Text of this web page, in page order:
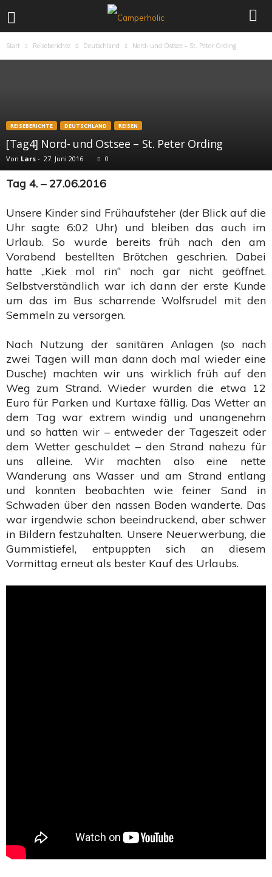
Start Reiseberichte Deutschland Nord- und Ostsee – St. Peter Ording
REISEBERICHTE DEUTSCHLAND REISEN
[Tag4] Nord- und Ostsee – St. Peter Ording
Von Lars - 27. Juni 2016 0
Tag 4. – 27.06.2016
Unsere Kinder sind Frühaufsteher (der Blick auf die
Uhr sagte 6:02 Uhr) und bleiben das auch im
Urlaub. So wurde bereits früh nach den am
Vorabend bestellten Brötchen geschrien. Dabei
hatte „Kiek mol rin“ noch gar nicht geöffnet.
Selbstverständlich war ich dann der erste Kunde
um das im Bus scharrende Wolfsrudel mit den
Semmeln zu versorgen.
Nach Nutzung der sanitären Anlagen (so nach
zwei Tagen will man dann doch mal wieder eine
Dusche) machten wir uns wirklich früh auf den
Weg zum Strand. Wieder wurden die etwa 12
Euro für Parken und Kurtaxe fällig. Das Wetter an
dem Tag war extrem windig und unangenehm
und so hatten wir – entweder der Tageszeit oder
dem Wetter geschuldet – den Strand nahezu für
uns alleine. Wir machten also eine nette
Wanderung ans Wasser und am Strand entlang
und konnten beobachten wie feiner Sand in
Schwaden über den nassen Boden wanderte. Das
war irgendwie schon beeindruckend, aber schwer
in Bildern festzuhalten. Unsere Neuerwerbung, die
Gummistiefel, entpuppten sich an diesem
Vormittag erneut als bester Kauf des Urlaubs.